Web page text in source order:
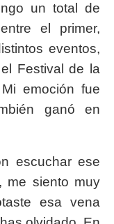
un total de
el primer,
eventos,
Festival de la
emoción fue
ganó en
escuchar ese
me siento muy
esa vena